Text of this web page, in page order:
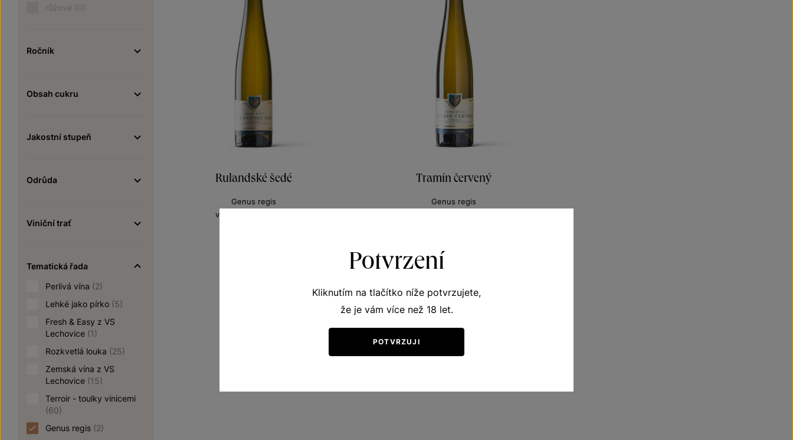
růžové (0)
Ročník
Obsah cukru
Jakostní stupeň
Odrůda
Viniční trať
Tematická řada
Perlivá vína (2)
Lehké jako pírko (5)
Fresh & Easy z VS
Lechovice (1)
Rozkvetlá louka (25)
Zemská vína z VS
Lechovice (15)
Terroir - toulky vinicemi
(60)
Genus regis (2)
Rulandské šedé
Genus regis
výběr z hroznů 2023
Tramín červený
Genus regis
Potvrzení
Kliknutím na tlačítko níže potvrzujete,
že je vám více než 18 let.
POTVRZUJI